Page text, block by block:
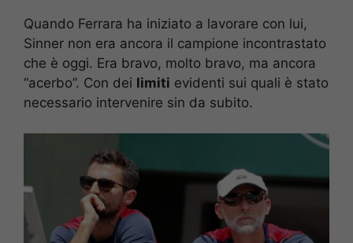
Quando Ferrara ha iniziato a lavorare con lui,
Sinner non era ancora il campione incontrastato
che è oggi. Era bravo, molto bravo, ma ancora
“acerbo”. Con dei limiti evidenti sui quali è stato
necessario intervenire sin da subito.